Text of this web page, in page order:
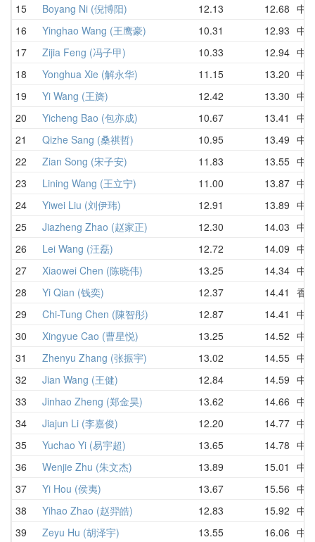
15
Boyang Ni (倪博阳) 12.13 12.68 中
16
Yinghao Wang (王鹰豪) 10.31 12.93 中
17
Zijia Feng (冯子甲) 10.33 12.94 中
18
Yonghua Xie (解永华) 11.15 13.20 中
19
Yi Wang (王旖) 12.42 13.30 中
20
Yicheng Bao (包亦成) 10.67 13.41
中
21
Qizhe Sang (桑祺哲) 10.95 13.49 中
22
Zian Song (宋子安) 11.83 13.55 中
23
Lining Wang (王立宁) 11.00 13.87 中
24
Yiwei Liu (刘伊玮) 12.91 13.89 中
25
Jiazheng Zhao (赵家正) 12.30 14.03 中
26
Lei Wang (汪磊) 12.72 14.09 中
27
Xiaowei Chen (陈晓伟) 13.25 14.34 中
28
Yi Qian (钱奕) 12.37 14.41
香
29
Chi-Tung Chen (陳智彤) 12.87 14.41
中
30
Xingyue Cao (曹星悦) 13.25 14.52 中
31
Zhenyu Zhang (张振宇) 13.02 14.55 中
32
Jian Wang (王健) 12.84 14.59 中
33
Jinhao Zheng (郑金昊) 13.62 14.66 中
34
Jiajun Li (李嘉俊) 12.20 14.77 中
35
Yuchao Yi (易宇超) 13.65 14.78 中
36
Wenjie Zhu (朱文杰) 13.89 15.01
中
37
Yi Hou (侯夷) 13.67 15.56 中
38
Yihao Zhao (赵羿皓) 12.83 15.92 中
39
Zeyu Hu (胡泽宇) 13.55 16.06 中